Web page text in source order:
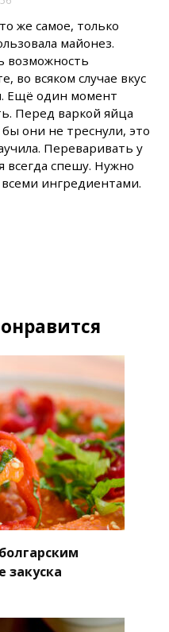
же самое, только
майонез.
возможность
во всяком случае вкус
Ещё один момент
Перед варкой яйца
они не треснули, это
Переваривать у
всегда спешу. Нужно
всеми ингредиентами.
закуска